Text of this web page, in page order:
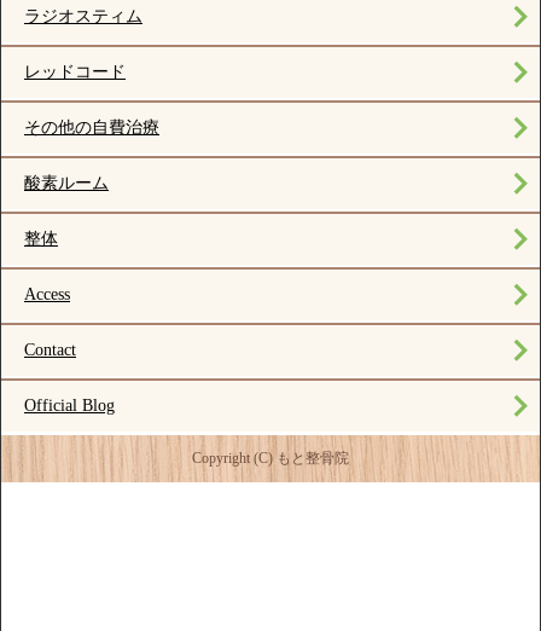
ラジオスティム
レッドコード
その他の自費治療
酸素ルーム
整体
Access
Contact
Official Blog
Copyright (C) もと整骨院